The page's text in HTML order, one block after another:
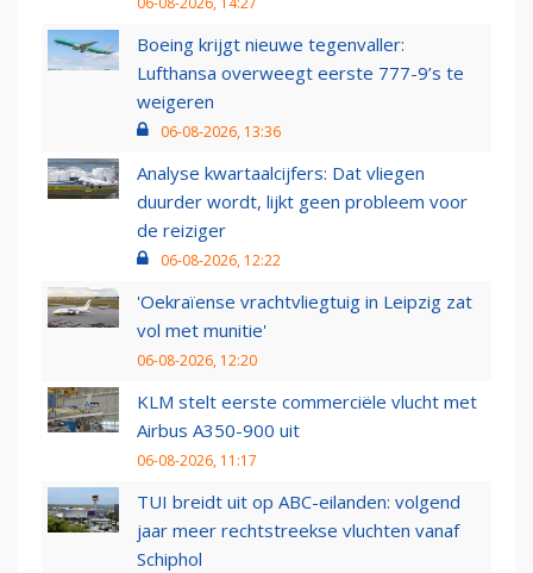
Boeing krijgt nieuwe tegenvaller:
Lufthansa overweegt eerste 777-9’s te
weigeren
06-08-2026, 13:36
Analyse kwartaalcijfers: Dat vliegen
duurder wordt, lijkt geen probleem voor
de reiziger
06-08-2026, 12:22
'Oekraïense vrachtvliegtuig in Leipzig zat
vol met munitie'
06-08-2026, 12:20
KLM stelt eerste commerciële vlucht met
Airbus A350-900 uit
06-08-2026, 11:17
TUI breidt uit op ABC-eilanden: volgend
jaar meer rechtstreekse vluchten vanaf
Schiphol